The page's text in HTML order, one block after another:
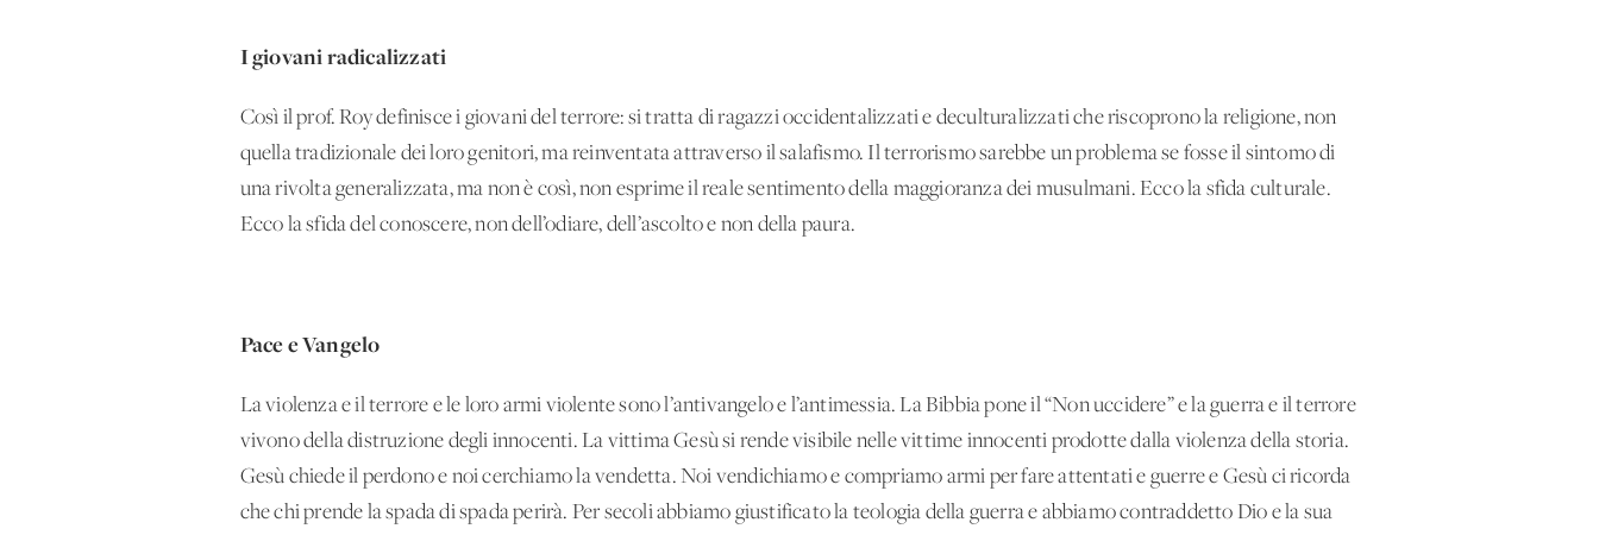
I giovani radicalizzati
Così il prof. Roy definisce i giovani del terrore: si tratta di ragazzi occidentalizzati e deculturalizzati che riscoprono la religione, non
quella tradizionale dei loro genitori, ma reinventata attraverso il salafismo. Il terrorismo sarebbe un problema se fosse il sintomo di
una rivolta generalizzata, ma non è così, non esprime il reale sentimento della maggioranza dei musulmani. Ecco la sfida culturale.
Ecco la sfida del conoscere, non dell’odiare, dell’ascolto e non della paura.
Pace e Vangelo
La violenza e il terrore e le loro armi violente sono l’antivangelo e l’antimessia. La Bibbia pone il “Non uccidere” e la guerra e il terrore
vivono della distruzione degli innocenti. La vittima Gesù si rende visibile nelle vittime innocenti prodotte dalla violenza della storia.
Gesù chiede il perdono e noi cerchiamo la vendetta. Noi vendichiamo e compriamo armi per fare attentati e guerre e Gesù ci ricorda
che chi prende la spada di spada perirà. Per secoli abbiamo giustificato la teologia della guerra e abbiamo contraddetto Dio e la sua